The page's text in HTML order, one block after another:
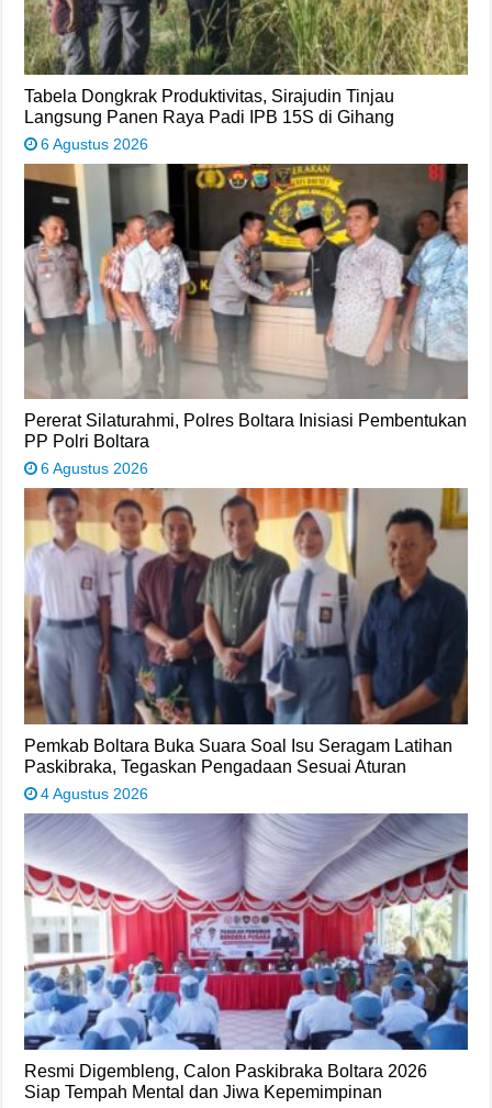
Tabela Dongkrak Produktivitas, Sirajudin Tinjau
Langsung Panen Raya Padi IPB 15S di Gihang
6 Agustus 2026
Pererat Silaturahmi, Polres Boltara Inisiasi Pembentukan
PP Polri Boltara
6 Agustus 2026
Pemkab Boltara Buka Suara Soal Isu Seragam Latihan
Paskibraka, Tegaskan Pengadaan Sesuai Aturan
4 Agustus 2026
Resmi Digembleng, Calon Paskibraka Boltara 2026
Siap Tempah Mental dan Jiwa Kepemimpinan